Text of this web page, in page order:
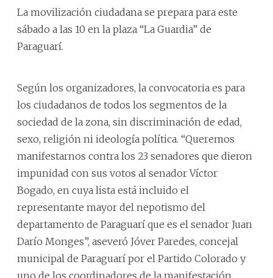
La movilización ciudadana se prepara para este
sábado a las 10 en la plaza “La Guardia” de
Paraguarí.
Según los organizadores, la convocatoria es para
los ciudadanos de todos los segmentos de la
sociedad de la zona, sin discriminación de edad,
sexo, religión ni ideología política. “Queremos
manifestarnos contra los 23 senadores que dieron
impunidad con sus votos al senador Víctor
Bogado, en cuya lista está incluido el
representante mayor del nepotismo del
departamento de Paraguarí que es el senador Juan
Darío Monges”, aseveró Jóver Paredes, concejal
municipal de Paraguarí por el Partido Colorado y
uno de los coordinadores de la manifestación.